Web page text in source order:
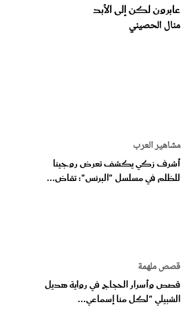
عابرون لكن إلى الأبد
منال الحصيني
مشاهير العرب
أشرف زكي يكشف تعرض روجينا
للظلم في مسلسل "البرنس": تقاض...
قصص ملهمة
قصص وأسرار الحجاج في رواية هديل
الشبيلي "لكل منا إسماعي...